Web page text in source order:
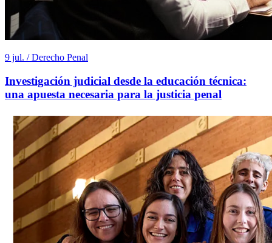
9 jul. / Derecho Penal
Investigación judicial desde la educación técnica:
una apuesta necesaria para la justicia penal